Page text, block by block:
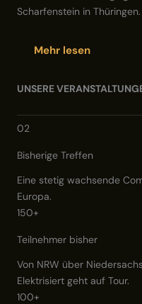
Scharfenstein in Thüringen.
Mehr lesen
UNSERE
02
Bisherige Treffen
Eine stetig wachsende
Europa.
150+
Teilnehmer bisher
Von NRW über
Elektrisiert geht auf Tour.
100+